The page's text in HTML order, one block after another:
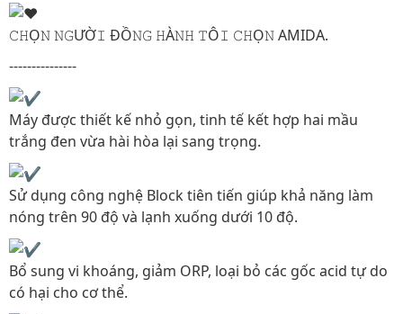
𝙲𝙷Ọ𝙽 𝙽𝙶ƯỜ𝙸 ĐỒ𝙽𝙶 𝙷À𝙽𝙷 𝚃Ô𝙸 𝙲𝙷Ọ𝙽 AMIDA.
---------------
Máy được thiết kế nhỏ gọn, tinh tế kết hợp hai mầu
trắng đen vừa hài hòa lại sang trọng.
Sử dụng công nghệ Block tiên tiến giúp khả năng làm
nóng trên 90 độ và lạnh xuống dưới 10 độ.
Bổ sung vi khoáng, giảm ORP, loại bỏ các gốc acid tự do
có hại cho cơ thể.